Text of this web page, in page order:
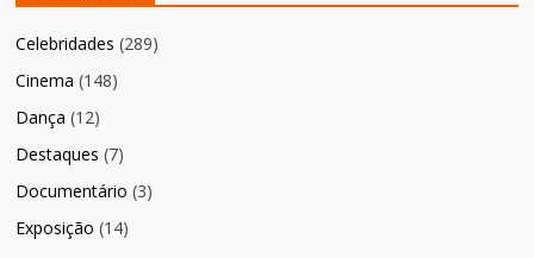
Celebridades (289)
Cinema (148)
Dança (12)
Destaques (7)
Documentário (3)
Exposição (14)